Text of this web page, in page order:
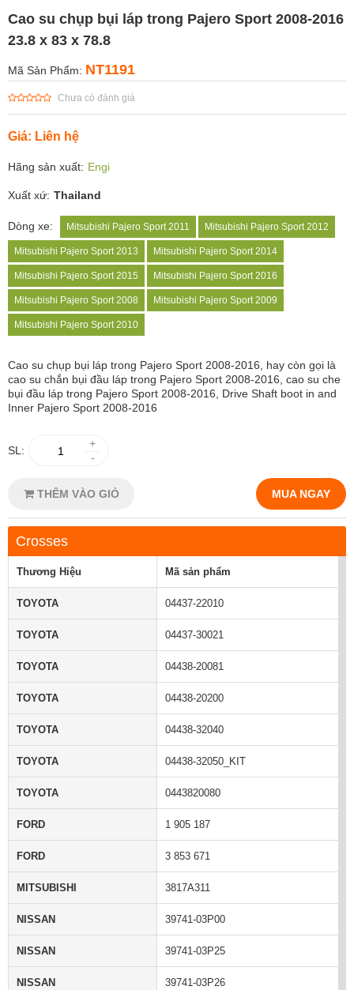
Cao su chụp bụi láp trong Pajero Sport 2008-2016
23.8 x 83 x 78.8
Mã Sản Phẩm: NT1191
Chưa có đánh giá
Giá: Liên hệ
Hãng sản xuất: Engi
Xuất xứ: Thailand
Dòng xe: Mitsubishi Pajero Sport 2011 Mitsubishi Pajero Sport 2012
Mitsubishi Pajero Sport 2013 Mitsubishi Pajero Sport 2014
Mitsubishi Pajero Sport 2015 Mitsubishi Pajero Sport 2016
Mitsubishi Pajero Sport 2008 Mitsubishi Pajero Sport 2009
Mitsubishi Pajero Sport 2010
Cao su chụp bụi láp trong Pajero Sport 2008-2016, hay còn gọi là
cao su chắn bụi đầu láp trong Pajero Sport 2008-2016, cao su che
bụi đầu láp trong Pajero Sport 2008-2016, Drive Shaft boot in and
Inner Pajero Sport 2008-2016
SL:
+
-
THÊM VÀO GIỎ MUA NGAY
Crosses
Thương Hiệu Mã sản phẩm
TOYOTA 04437-22010
TOYOTA 04437-30021
TOYOTA 04438-20081
TOYOTA 04438-20200
TOYOTA 04438-32040
TOYOTA 04438-32050_KIT
TOYOTA 0443820080
FORD 1 905 187
FORD 3 853 671
MITSUBISHI 3817A311
NISSAN 39741-03P00
NISSAN 39741-03P25
NISSAN 39741-03P26